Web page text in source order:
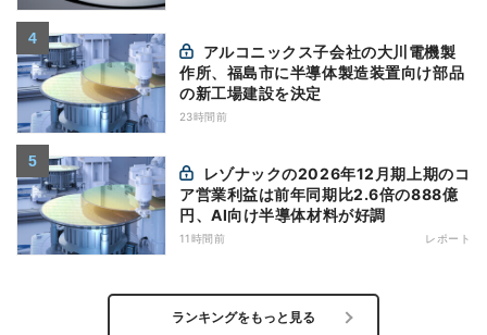
作所、福島市に半導体製造装置向け部品
の新工場建設を決定
23時間前
ア営業利益は前年同期比2.6倍の888億
円、AI向け半導体材料が好調
11時間前 レポート
ランキングをもっと見る